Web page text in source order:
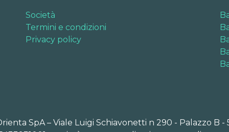
Società
Termini e condizioni
Privacy policy
SpA – Viale Luigi Schiavonetti n 290 - Palazzo B -